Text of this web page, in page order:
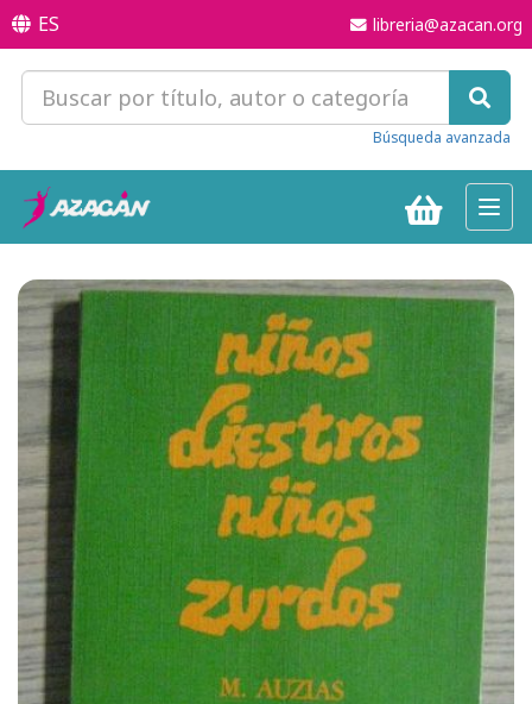
ES libreria@azacan.org
Búsqueda avanzada